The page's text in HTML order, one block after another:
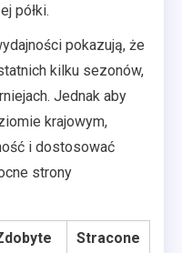
półki.
pokazują, że
kilku sezonów,
Jednak aby
krajowym,
i dostosować
strony
Stracone